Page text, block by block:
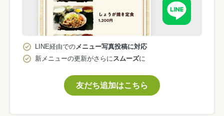
LINE経由での メニュー写真投稿に対応
新メニューの更新がさらに スムーズに
友だち追加はこちら